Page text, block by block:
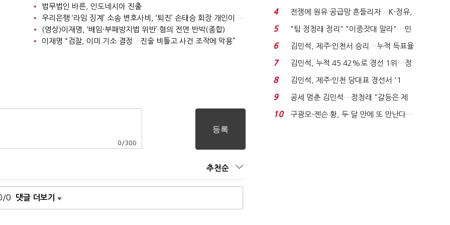
법무법인 바른, 인도네시아 진출
우리은행 ‘라임 징계’ 소송 변호사비, ‘퇴진’ 손태승 회장 개인이 납부하나
(영상)이재명, ‘배임·부패방지법 위반’ 혐의 전면 반박(종합)
이재명 “검찰, 이미 기소 결정…진술 비틀고 사건 조작에 악용”
0 /300
추천순
0 댓글 더보기
는 추가투표 때리기...
4
전쟁에 원유 공급망 흔들리자…K-정유,
에너지안보 핵심...
5
"팀 정청래 정리" "이중잣대 말라"…민
주 최고위원 계파 다...
6
김민석, 제주·인천서 승리…누적 득표율
'1위 탈환'(종합)...
7
김민석, 누적 45.42%로 경선 1위…정
청래와 격차 0.86%p(...
8
김민석, 제주·인천 당대표 경선서 '1
위'(1보)...
9
공세 멈춘 김민석…정청래 "갈등은 제
가 수습"
10
구광모-젠슨 황, 두 달 만에 또 만난다…